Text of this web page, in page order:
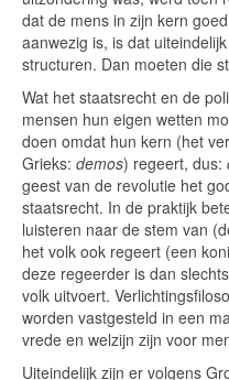
dat de mens in zijn kern
aanwezig is, is dat
structuren. Dan moeten die
Wat het staatsrecht en de
mensen hun eigen wetten
doen omdat hun kern (het
Grieks: demos) regeert, dus:
geest van de revolutie het
staatsrecht. In de praktijk
luisteren naar de stem van
het volk ook regeert (een
deze regeerder is dan
volk uitvoert.
worden vastgesteld in een
vrede en welzijn zijn voor
Uiteindelijk zijn er volgens